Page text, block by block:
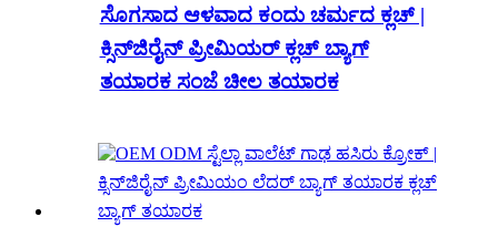
ಸೊಗಸಾದ ಆಳವಾದ ಕಂದು ಚರ್ಮದ ಕ್ಲಚ್ |
ಕ್ಸಿನ್‌ಜಿರೈನ್ ಪ್ರೀಮಿಯರ್ ಕ್ಲಚ್ ಬ್ಯಾಗ್
ತಯಾರಕ ಸಂಜೆ ಚೀಲ ತಯಾರಕ